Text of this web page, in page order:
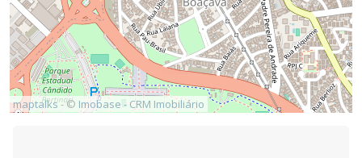
maptalks- © Imobase - CRM Imobiliário